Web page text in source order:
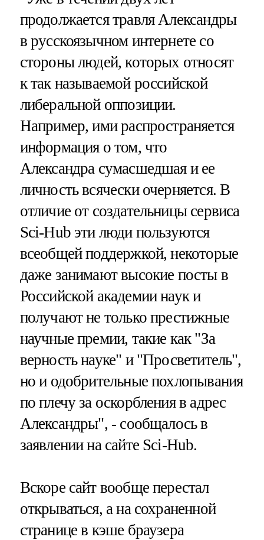
продолжается травля Александры
в русскоязычном интернете со
стороны людей, которых относят
к так называемой российской
либеральной оппозиции.
Например, ими распространяется
информация о том, что
Александра сумасшедшая и ее
личность всячески очерняется. В
отличие от создательницы сервиса
Sci-Hub эти люди пользуются
всеобщей поддержкой, некоторые
даже занимают высокие посты в
Российской академии наук и
получают не только престижные
научные премии, такие как "За
верность науке" и "Просветитель",
но и одобрительные похлопывания
по плечу за оскорбления в адрес
Александры", - сообщалось в
заявлении на сайте Sci-Hub.
Вскоре сайт вообще перестал
открываться, а на сохраненной
странице в кэше браузера